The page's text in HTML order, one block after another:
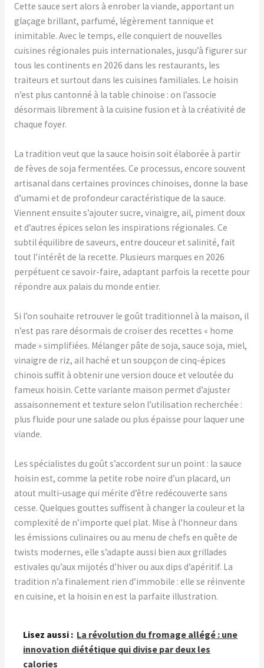
Cette sauce sert alors à enrober la viande, apportant un
glaçage brillant, parfumé, légèrement tannique et
inimitable. Avec le temps, elle conquiert de nouvelles
cuisines régionales puis internationales, jusqu’à figurer sur
tous les continents en 2026 dans les restaurants, les
traiteurs et surtout dans les cuisines familiales. Le hoisin
n’est plus cantonné à la table chinoise : on l’associe
désormais librement à la cuisine fusion et à la créativité de
chaque foyer.
La tradition veut que la sauce hoisin soit élaborée à partir
de fèves de soja fermentées. Ce processus, encore souvent
artisanal dans certaines provinces chinoises, donne la base
d’umami et de profondeur caractéristique de la sauce.
Viennent ensuite s’ajouter sucre, vinaigre, ail, piment doux
et d’autres épices selon les inspirations régionales. Ce
subtil équilibre de saveurs, entre douceur et salinité, fait
tout l’intérêt de la recette. Plusieurs marques en 2026
perpétuent ce savoir-faire, adaptant parfois la recette pour
répondre aux palais du monde entier.
Si l’on souhaite retrouver le goût traditionnel à la maison, il
n’est pas rare désormais de croiser des recettes « home
made » simplifiées. Mélanger pâte de soja, sauce soja, miel,
vinaigre de riz, ail haché et un soupçon de cinq-épices
chinois suffit à obtenir une version douce et veloutée du
fameux hoisin. Cette variante maison permet d’ajuster
assaisonnement et texture selon l’utilisation recherchée :
plus fluide pour une salade ou plus épaisse pour laquer une
viande.
Les spécialistes du goût s’accordent sur un point : la sauce
hoisin est, comme la petite robe noire d’un placard, un
atout multi-usage qui mérite d’être redécouverte sans
cesse. Quelques gouttes suffisent à changer la couleur et la
complexité de n’importe quel plat. Mise à l’honneur dans
les émissions culinaires ou au menu de chefs en quête de
twists modernes, elle s’adapte aussi bien aux grillades
estivales qu’aux mijotés d’hiver ou aux dips d’apéritif. La
tradition n’a finalement rien d’immobile : elle se réinvente
en cuisine, et la hoisin en est la parfaite illustration.
Lisez aussi : La révolution du fromage allégé : une
innovation diététique qui divise par deux les
calories